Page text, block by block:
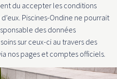
du accepter les conditions
Piscines-Ondine ne pourrait
des données
sur ceux-ci au travers des
nos pages et comptes officiels.